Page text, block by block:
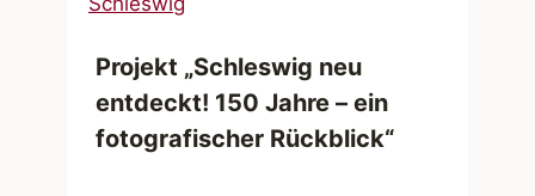
Projekt „Schleswig neu
entdeckt! 150 Jahre – ein
fotografischer Rückblick“